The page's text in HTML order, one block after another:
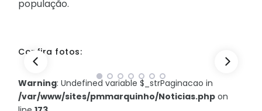
população.
Confira fotos:
Warning: Undefined variable $_strPaginacao in
/var/www/sites/pmmarquinho/Noticias.php on